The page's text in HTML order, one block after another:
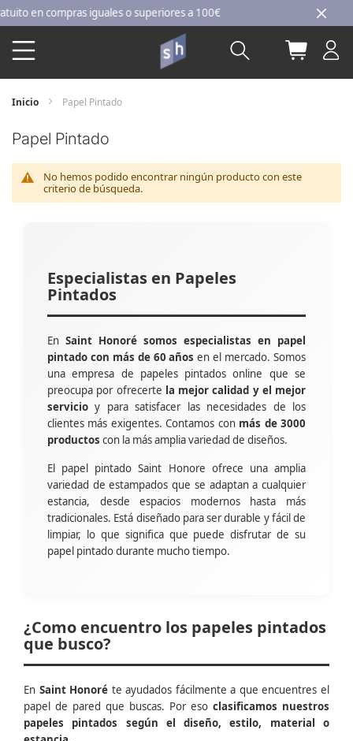
Ir
al
contenido
en compras iguales o superiores a 100€
Buscar Mi
Inicio Papel Pintado
Papel Pintado
No hemos podido encontrar ningún producto con este
criterio de búsqueda.
Especialistas en Papeles
Pintados
En Saint Honoré somos especialistas en papel
pintado con más de 60 años en el mercado. Somos
una empresa de papeles pintados online que se
preocupa por ofrecerte la mejor calidad y el mejor
servicio y para satisfacer las necesidades de los
clientes más exigentes. Contamos con más de 3000
productos con la más amplia variedad de diseños.
El papel pintado Saint Honore ofrece una amplia
variedad de estampados que se adaptan a cualquier
estancia, desde espacios modernos hasta más
tradicionales. Está diseñado para ser durable y fácil de
limpiar, lo que significa que puede disfrutar de su
papel pintado durante mucho tiempo.
¿Como encuentro los papeles pintados
que busco?
En Saint Honoré te ayudados fácilmente a que encuentres el
papel de pared que buscas. Por eso clasificamos nuestros
papeles pintados según el diseño, estilo, material o